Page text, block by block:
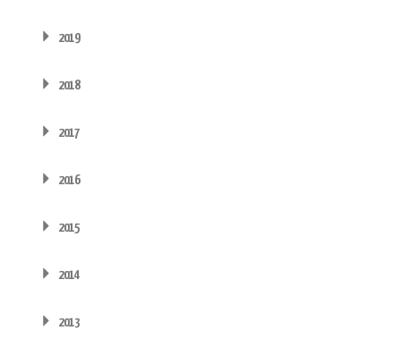
2019
2018
2017
2016
2015
2014
2013